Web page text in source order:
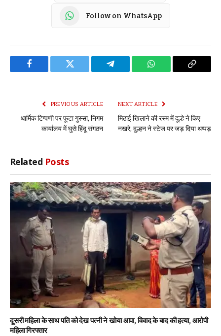
Follow on WhatsApp
Facebook Twitter Telegram WhatsApp Copy
PREVIOUS ARTICLE
धार्मिक टिप्पणी पर फूटा गुस्सा, निगम
कार्यालय में घुसे हिंदू संगठन
NEXT ARTICLE
मिठाई खिलाने की रस्म में दूल्हे ने किए
नखरे, दुल्हन ने स्टेज पर जड़ दिया थप्पड़
Related Posts
दूसरी महिला के साथ पति को देख पत्नी ने खोया आपा, विवाद के बाद की हत्या, आरोपी
महिला गिरफ्तार